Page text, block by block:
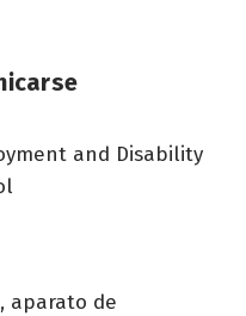
and Disability
aparato de